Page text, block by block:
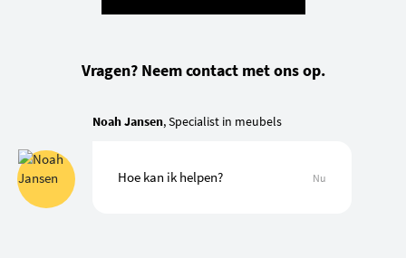
Vragen? Neem contact met ons op.
Noah Jansen, Specialist in meubels
Hoe kan ik helpen? Nu